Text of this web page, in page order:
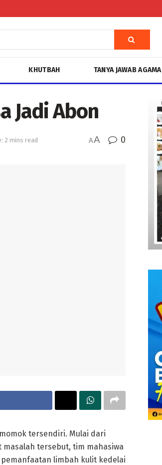
KHUTBAH TANYA JAWAB AGAMA
Jadi Abon
2 mins read AA 0
tersendiri. Mulai dari
tersebut, tim mahasiwa
limbah kulit kedelai